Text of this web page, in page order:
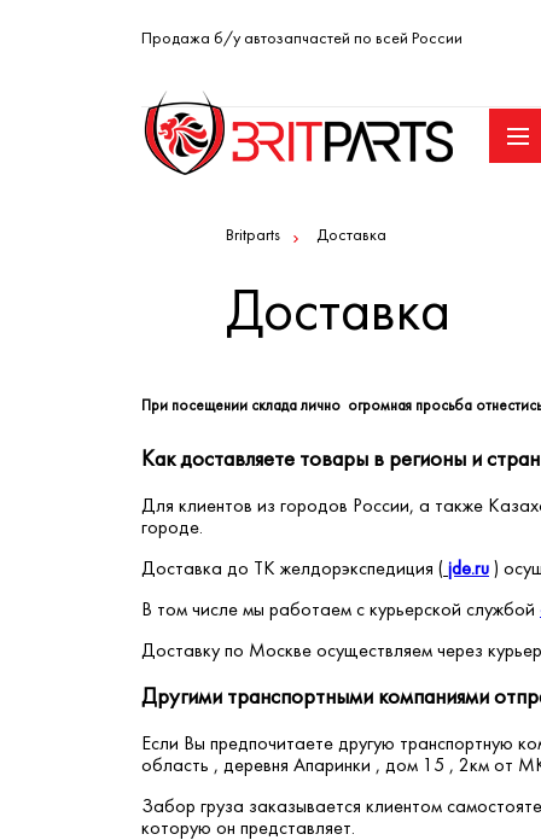
Продажа б/у автозапчастей по всей России
Britparts Доставка
Доставка
При посещении склада лично огромная просьба
Как доставляете товары в регионы и
Для клиентов из городов России, а также
городе.
Доставка до ТК желдорэкспедиция ( jde.ru )
В том числе мы работаем с курьерской службой
Доставку по Москве осуществляем через
Другими транспортными компаниями
Если Вы предпочитаете другую транспортную
область , деревня Апаринки , дом 15 , 2км от
Забор груза заказывается клиентом
которую он представляет.